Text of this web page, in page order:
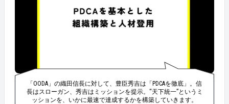
「OODA」の織田信長に対して、豊臣秀吉は「PDCAを徹底」。信
長はスローガン、秀吉はミッションを提示。“天下統一”というミ
ッションを、いかに最速で達成するかを構築していきます。